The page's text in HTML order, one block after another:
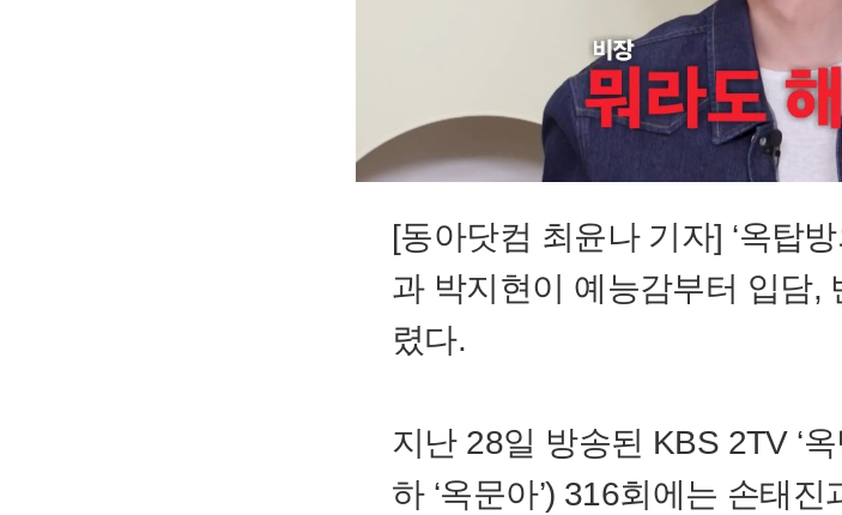
[동아닷컴 최윤나 기자] ‘옥탑
과 박지현이 예능감부터 입담,
렸다.
지난 28일 방송된 KBS 2TV ‘
하 ‘옥문아’) 316회에는 손태